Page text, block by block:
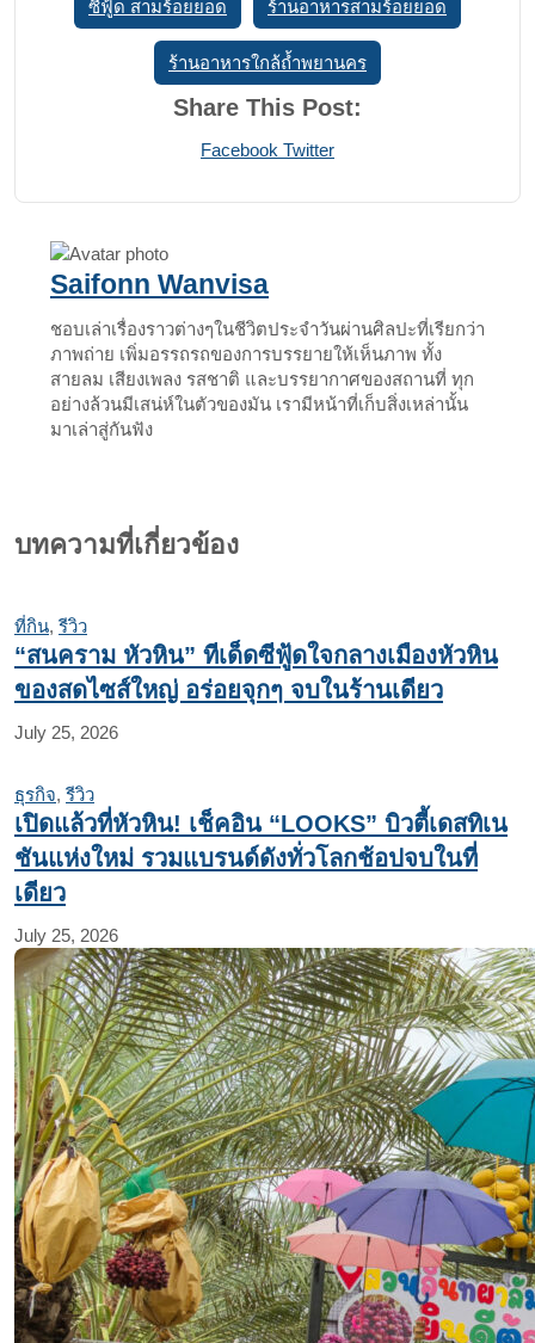
ซีฟู้ด สามร้อยยอด ร้านอาหารสามร้อยยอด
ร้านอาหารใกล้ถ้ำพยานคร
Share This Post:
Facebook TwitterPrint
Share
Email
Saifonn Wanvisa
ชอบเล่าเรื่องราวต่างๆในชีวิตประจำวันผ่านศิลปะที่เรียกว่า
ภาพถ่าย เพิ่มอรรถรถของการบรรยายให้เห็นภาพ ทั้ง
สายลม เสียงเพลง รสชาติ และบรรยากาศของสถานที่ ทุก
อย่างล้วนมีเสน่ห์ในตัวของมัน เรามีหน้าที่เก็บสิ่งเหล่านั้น
มาเล่าสู่กันฟัง
บทความที่เกี่ยวข้อง
ที่กิน, รีวิว
“สนคราม หัวหิน” ทีเด็ดซีฟู้ดใจกลางเมืองหัวหิน
ของสดไซส์ใหญ่ อร่อยจุกๆ จบในร้านเดียว
July 25, 2026
ธุรกิจ, รีวิว
เปิดแล้วที่หัวหิน! เช็คอิน “LOOKS” บิวตี้เดสทิเน
ชันแห่งใหม่ รวมแบรนด์ดังทั่วโลกช้อปจบในที่
เดียว
July 25, 2026